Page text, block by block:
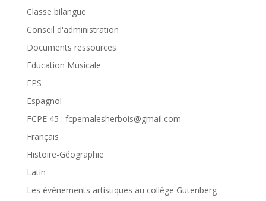
Classe bilangue
Conseil d'administration
Documents ressources
Education Musicale
EPS
Espagnol
FCPE 45 : fcpemalesherbois@gmail.com
Français
Histoire-Géographie
Latin
Les évènements artistiques au collège Gutenberg